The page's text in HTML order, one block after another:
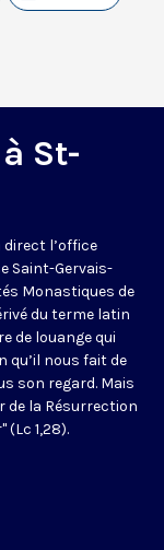
St-
direct l’office
Saint-Gervais-
Monastiques de
du terme latin
de louange qui
qu’il nous fait de
son regard. Mais
de la Résurrection
(Lc 1,28).